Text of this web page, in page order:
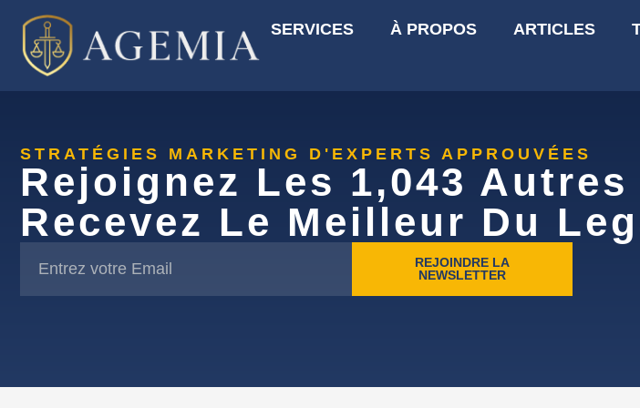
SERVICES À PROPOS ARTICLES
STRATÉGIES MARKETING D'EXPERTS APPROUVÉES
Rejoignez Les 1,043
Recevez Le Meilleur Du
REJOINDRE LA
NEWSLETTER